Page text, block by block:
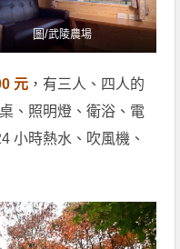
圖/武陵農場
元 ，有三人、四人的
、照明燈、衛浴、電
小時熱水、吹風機、